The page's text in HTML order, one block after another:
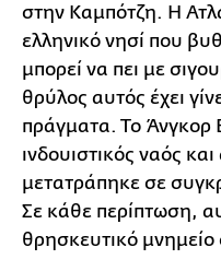
στην Καμπότζη. Η
ελληνικό νησί που
μπορεί να πει με
θρύλος αυτός έχει
πράγματα. Το Άνγκορ
ινδουιστικός ναός
μετατράπηκε σε
Σε κάθε περίπτωση,
θρησκευτικό